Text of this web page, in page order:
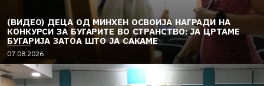
(ВИДЕО) ДЕЦА ОД МИНХЕН ОСВОИЈА НАГРАДИ НА
КОНКУРСИ ЗА БУГАРИТЕ ВО СТРАНСТВО: ЈА ЦРТАМЕ
БУГАРИЈА ЗАТОА ШТО ЈА САКАМЕ
07.08.2026